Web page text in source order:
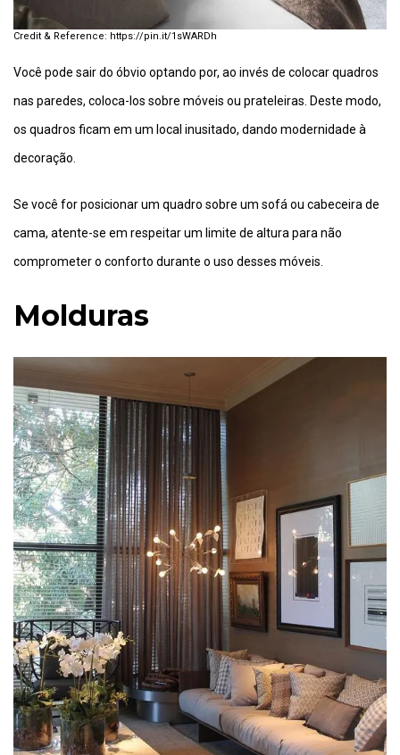
https://pin.it/1sWARDh
Você pode sair do óbvio optando por, ao invés de colocar quadros
nas paredes, coloca-los sobre móveis ou prateleiras. Deste modo,
os quadros ficam em um local inusitado, dando modernidade à
decoração.
Se você for posicionar um quadro sobre um sofá ou cabeceira de
cama, atente-se em respeitar um limite de altura para não
comprometer o conforto durante o uso desses móveis.
Molduras